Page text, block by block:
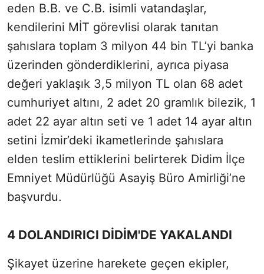
eden B.B. ve C.B. isimli vatandaşlar,
kendilerini MİT görevlisi olarak tanıtan
şahıslara toplam 3 milyon 44 bin TL’yi banka
üzerinden gönderdiklerini, ayrıca piyasa
değeri yaklaşık 3,5 milyon TL olan 68 adet
cumhuriyet altını, 2 adet 20 gramlık bilezik, 1
adet 22 ayar altın seti ve 1 adet 14 ayar altın
setini İzmir’deki ikametlerinde şahıslara
elden teslim ettiklerini belirterek Didim İlçe
Emniyet Müdürlüğü Asayiş Büro Amirliği’ne
başvurdu.
4 DOLANDIRICI DİDİM'DE YAKALANDI
Şikayet üzerine harekete geçen ekipler,